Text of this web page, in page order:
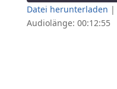
TEILEN
Datei herunterladen |
Audiolänge: 00:12:55